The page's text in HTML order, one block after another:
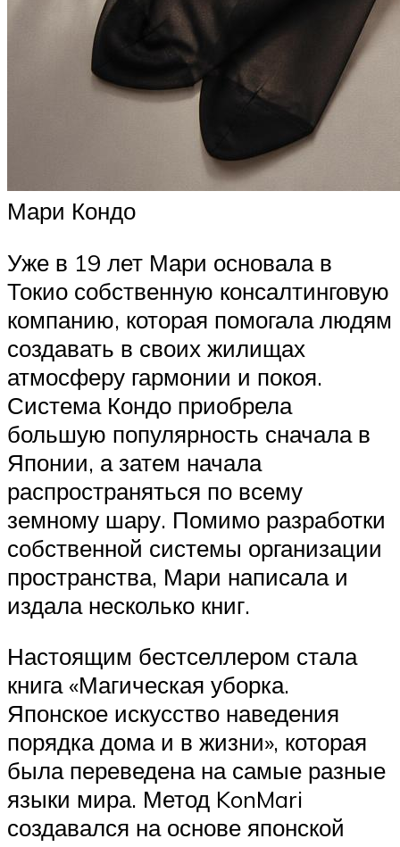
Мари Кондо
Уже в 19 лет Мари основала в
Токио собственную консалтинговую
компанию, которая помогала людям
создавать в своих жилищах
атмосферу гармонии и покоя.
Система Кондо приобрела
большую популярность сначала в
Японии, а затем начала
распространяться по всему
земному шару. Помимо разработки
собственной системы организации
пространства, Мари написала и
издала несколько книг.
Настоящим бестселлером стала
книга «Магическая уборка.
Японское искусство наведения
порядка дома и в жизни», которая
была переведена на самые разные
языки мира. Метод KonMari
создавался на основе японской